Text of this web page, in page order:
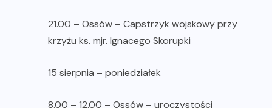
21.00 – Ossów – Capstrzyk wojskowy przy
krzyżu ks. mjr. Ignacego Skorupki
15 sierpnia – poniedziałek
8.00 – 12.00 – Ossów – uroczystości